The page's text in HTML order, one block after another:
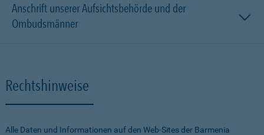
Anschrift unserer Aufsichtsbehörde und der
Ombudsmänner
Rechtshinweise
Alle Daten und Informationen auf den Web-Sites der Barmenia